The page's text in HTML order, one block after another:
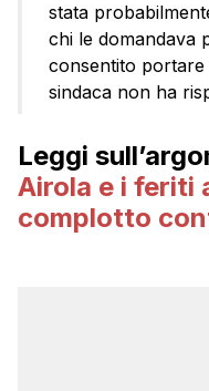
stata
chi le domandava
consentito
sindaca non ha
Leggi
Airola e i feriti
complotto